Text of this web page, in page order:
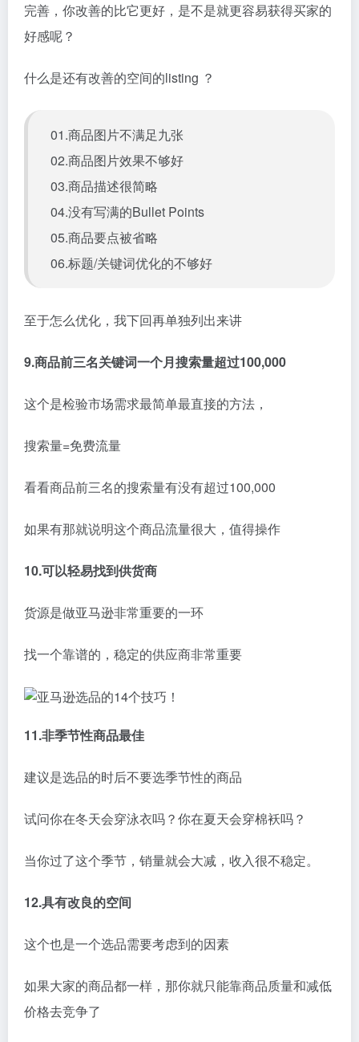
完善，你改善的比它更好，是不是就更容易获得买家的
好感呢？
什么是还有改善的空间的listing ？
01.商品图片不满足九张
02.商品图片效果不够好
03.商品描述很简略
04.没有写满的Bullet Points
05.商品要点被省略
06.标题/关键词优化的不够好
至于怎么优化，我下回再单独列出来讲
9.商品前三名关键词一个月搜索量超过100,000
这个是检验市场需求最简单最直接的方法，
搜索量=免费流量
看看商品前三名的搜索量有没有超过100,000
如果有那就说明这个商品流量很大，值得操作
10.可以轻易找到供货商
货源是做亚马逊非常重要的一环
找一个靠谱的，稳定的供应商非常重要
11.非季节性商品最佳
建议是选品的时后不要选季节性的商品
试问你在冬天会穿泳衣吗？你在夏天会穿棉袄吗？
当你过了这个季节，销量就会大减，收入很不稳定。
12.具有改良的空间
这个也是一个选品需要考虑到的因素
如果大家的商品都一样，那你就只能靠商品质量和减低
价格去竞争了